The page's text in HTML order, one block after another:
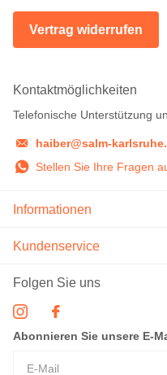
Vertrag widerrufen
Kontaktmöglichkeiten
Telefonische Unterstützung
haiber@salm-
Stellen Sie Ihre Fragen
Informationen
Kundenservice
Folgen Sie uns
Abonnieren Sie unsere E-